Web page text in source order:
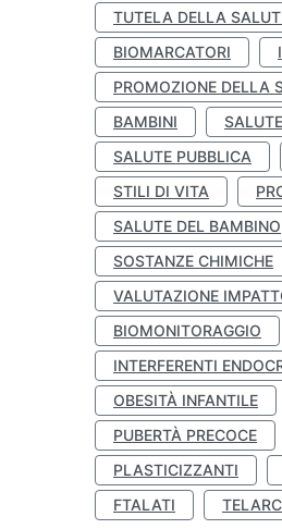
TUTELA DELLA
BIOMARCATORI
PROMOZIONE DELLA
BAMBINI
SALUTE PUBBLICA
STILI DI VITA
SALUTE DEL BAMBINO
SOSTANZE CHIMICHE
VALUTAZIONE
BIOMONITORAGGIO
INTERFERENTI
OBESITÀ INFANTILE
PUBERTÀ PRECOCE
PLASTICIZZANTI
FTALATI